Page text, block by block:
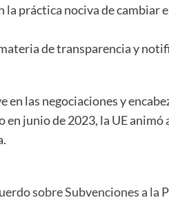
práctica nociva de cambiar
de transparencia y
en las negociaciones y
en junio de 2023, la UE
sobre Subvenciones a la